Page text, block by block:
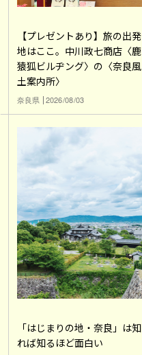
【プレゼントあり】旅の出発
地はここ。中川政七商店〈鹿
猿狐ビルヂング〉の〈奈良風
土案内所〉
奈良県 2026/08/03
「はじまりの地・奈良」は知
れば知るほど面白い